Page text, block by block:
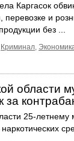
Каргасок
перевозке и
без ...
Криминал,
области
за
25-летнему